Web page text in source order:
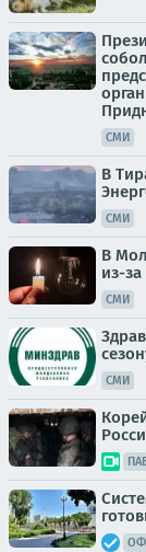
СМИ
В
СМИ
В
из-
СМИ
СМИ